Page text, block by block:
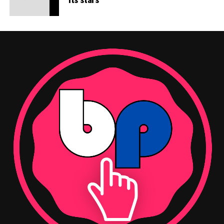
%90+ Kadın İstihdamı:
kadınlardan oluşuyor. Kadın yönetici oranı ise
eğitim ve gelişim fırsatı sunan Suwen Akademi
projesi hayata geçirildi.
Toplumsal Destek:
Pembe İzler Kadın Kanserleri
Derneği ile iş birlikleri yürütüldü. Marka,A Milli
Kadın Voleybol Takımı’nın resmi sponsoru
olarak
kadınların spordaki görünürlüğünü artırmayı
hedefledi.
Çevresel Dönüşüm ve Döngüsel Ekonomi Hamleleri
Marka, çevresel ayak izini azaltma konusunda somut
adımlar attı ve
döngüsel ekonomianlayışını
operasyonlarına entegre etti. Geri dönüştürülmüş
materyallerle, düşük su ve enerji tüketimiyle üretilen,
ayrıca oda seçimlerinde Rıdvanoğulları ve ekibine
başarılar diledi.